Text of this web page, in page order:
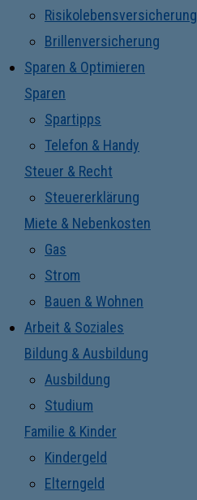
Risikolebensversicherung
Brillenversicherung
Sparen & Optimieren
Sparen
Spartipps
Telefon & Handy
Steuer & Recht
Steuererklärung
Miete & Nebenkosten
Gas
Strom
Bauen & Wohnen
Arbeit & Soziales
Bildung & Ausbildung
Ausbildung
Studium
Familie & Kinder
Kindergeld
Elterngeld